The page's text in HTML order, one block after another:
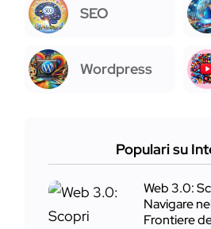
SEO
Wordpress
Populari su
Web 3.0:
Navigare
Frontiere